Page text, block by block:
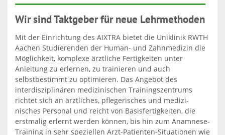
Wir sind Taktgeber für neue Lehrmethoden
Mit der Einrichtung des AIXTRA bietet die Uniklinik RWTH
Aachen Studierenden der Human- und Zahnmedizin die
Möglichkeit, komplexe ärztliche Fertigkeiten unter
Anleitung zu erlernen, zu trainieren und auch
selbstbestimmt zu optimieren. Das Angebot des
interdisziplinären medizinischen Trainingszentrums
richtet sich an ärztliches, pflegerisches und medizi-
nisches Personal und reicht von Basisfertigkeiten, die
erstmalig erlernt werden können, bis hin zum Anamnese-
Training in sehr speziellen Arzt-Patienten-Situationen wie